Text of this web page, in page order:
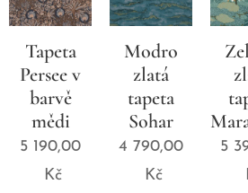
Tapeta
Persee v
barvě
mědi
5 190,00
Kč
Modro
zlatá
tapeta
Sohar
4 790,00
Kč
5